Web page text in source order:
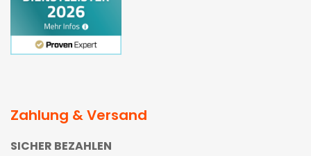
Zahlung & Versand
SICHER BEZAHLEN